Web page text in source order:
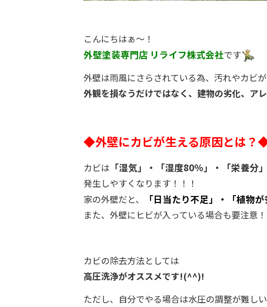
こんにちはぁ～！
外壁塗装専門店 リライフ株式会社です
外壁は雨風にさらされている為、汚れやカビが
外観を損なうだけではなく、建物の劣化、ア
◆外壁にカビが生える原因とは？
カビは 「湿気」・「湿度80％」・「栄養分
発生しやすくなります！！！
家の外壁だと、
「日当たり不足」・「植物
また、外壁にヒビが入っている場合も要注意！
カビの除去方法としては
高圧洗浄がオススメです!(^^)!
ただし、自分でやる場合は水圧の調整が難し